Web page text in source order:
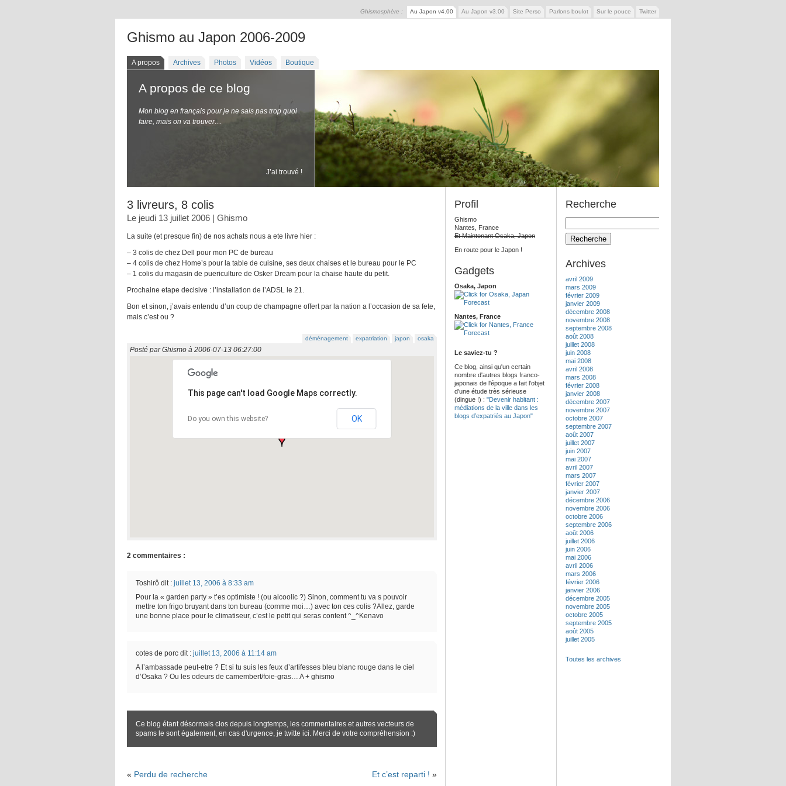
Ghismosphère : Au Japon v4.00 Au Japon v3.00 Site Perso Parlons boulot Sur le pouce Twitter
Ghismo au Japon 2006-2009
A propos Archives Photos Vidéos Boutique
A propos de ce blog
Mon blog en français pour je ne sais pas trop quoi
faire, mais on va trouver…
J’ai trouvé !
3 livreurs, 8 colis
Le jeudi 13 juillet 2006 | Ghismo
La suite (et presque fin) de nos achats nous a ete livre hier :
– 3 colis de chez Dell pour mon PC de bureau
– 4 colis de chez Home’s pour la table de cuisine, ses deux chaises et le bureau pour le PC
– 1 colis du magasin de puericulture de Osker Dream pour la chaise haute du petit.
Prochaine etape decisive : l’installation de l’ADSL le 21.
Bon et sinon, j’avais entendu d’un coup de champagne offert par la nation a l’occasion de sa fete,
mais c’est ou ?
déménagement expatriation japon osaka
Posté parGhismo à 2006-07-13 06:27:00
This page can't load Google Maps correctly.
Do you own this website? OK
2 commentaires :
Toshirô dit : juillet 13, 2006 à 8:33 am
Pour la « garden party » t’es optimiste ! (ou alcoolic ?) Sinon, comment tu va s pouvoir
mettre ton frigo bruyant dans ton bureau (comme moi…) avec ton ces colis ?Allez, garde
une bonne place pour le climatiseur, c’est le petit qui seras content ^_^Kenavo
cotes de porc dit : juillet 13, 2006 à 11:14 am
A l’ambassade peut-etre ? Et si tu suis les feux d’artifesses bleu blanc rouge dans le ciel
d’Osaka ? Ou les odeurs de camembert/foie-gras… A + ghismo
Ce blog étant désormais clos depuis longtemps, les commentaires et autres vecteurs de
spams le sont également, en cas d'urgence, je twitte ici. Merci de votre compréhension :)
« Perdu de recherche Et c’est reparti ! »
Profil
Ghismo
Nantes, France
Et Maintenant Osaka, Japon
En route pour le Japon !
Gadgets
Osaka, Japon
Nantes, France
Le saviez-tu ?
Ce blog, ainsi qu'un certain
nombre d'autres blogs franco-
japonais de l'époque a fait l'objet
d'une étude très sérieuse
(dingue !) : "Devenir habitant :
médiations de la ville dans les
blogs d’expatriés au Japon"
Recherche
Recherche
pour:
Archives
avril 2009
mars 2009
février 2009
janvier 2009
décembre 2008
novembre 2008
septembre 2008
août 2008
juillet 2008
juin 2008
mai 2008
avril 2008
mars 2008
février 2008
janvier 2008
décembre 2007
novembre 2007
octobre 2007
septembre 2007
août 2007
juillet 2007
juin 2007
mai 2007
avril 2007
mars 2007
février 2007
janvier 2007
décembre 2006
novembre 2006
octobre 2006
septembre 2006
août 2006
juillet 2006
juin 2006
mai 2006
avril 2006
mars 2006
février 2006
janvier 2006
décembre 2005
novembre 2005
octobre 2005
septembre 2005
août 2005
juillet 2005
Toutes les archives